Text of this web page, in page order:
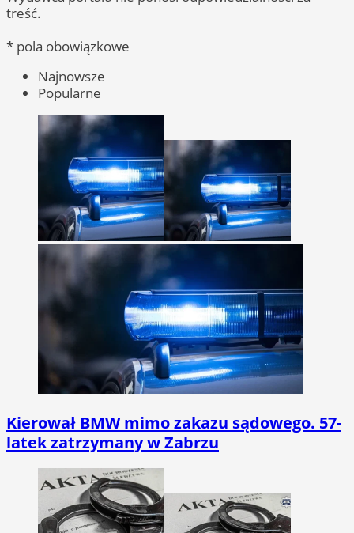
treść.
* pola obowiązkowe
Najnowsze
Popularne
Kierował BMW mimo zakazu sądowego. 57-
latek zatrzymany w Zabrzu